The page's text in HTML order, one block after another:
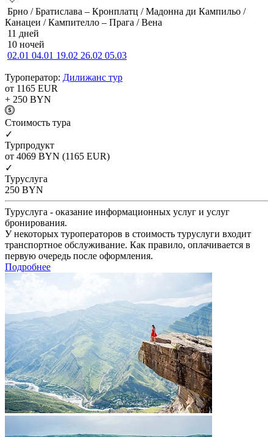
Брно / Братислава – Кронплатц / Мадонна ди Кампильо /
Канацеи / Кампителло – Прага / Вена
11 дней
10 ночей
02.01 04.01 19.02 26.02 05.03
Туроператор: Дилижанс тур
от 1165 EUR
+ 250 BYN
Cтоимость тура
✓
Турпродукт
от 4069 BYN (1165 EUR)
✓
Туруслуга
250 BYN
Туруслуга - оказание информационных услуг и услуг
бронирования.
У некоторых туроператоров в стоимость туруслуги входит
транспортное обслуживание. Как правило, оплачивается в
первую очередь после оформления.
Подробнее